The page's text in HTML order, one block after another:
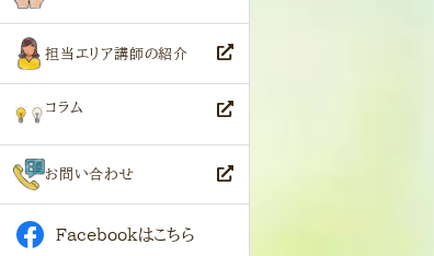
担当エリア講師の紹介
コラム
お問い合わせ
Facebookはこちら